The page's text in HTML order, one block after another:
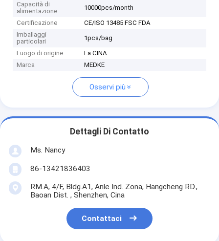
Capacità di
alimentazione
10000pcs/month
Certificazione
CE/ISO 13485 FSC FDA
Imballaggi
particolari
1pcs/bag
Luogo di origine
La CINA
Marca
MEDKE
Osservi più
Dettagli Di Contatto
Ms. Nancy
86-13421836403
RM.A, 4/F, Bldg.A1, Anle Ind. Zona, Hangcheng RD.,
Baoan Dist. , Shenzhen, Cina
Contattaci